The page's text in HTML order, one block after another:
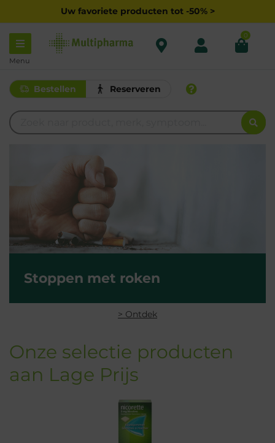
Uw favoriete producten tot -50% >
Menu
0
Bestellen Reserveren
Stoppen met roken
> Ontdek
Onze selectie producten
aan Lage Prijs